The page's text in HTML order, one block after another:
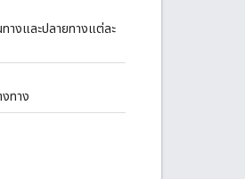
างและปลายทางแต่ละ
ทาง